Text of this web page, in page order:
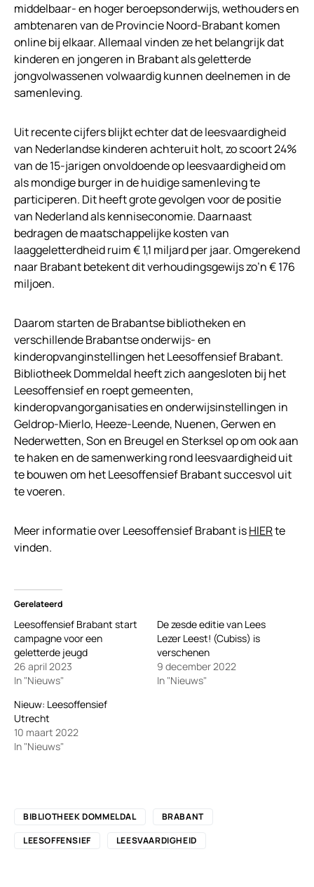
middelbaar- en hoger beroepsonderwijs, wethouders en
ambtenaren van de Provincie Noord-Brabant komen
online bij elkaar. Allemaal vinden ze het belangrijk dat
kinderen en jongeren in Brabant als geletterde
jongvolwassenen volwaardig kunnen deelnemen in de
samenleving.
Uit recente cijfers blijkt echter dat de leesvaardigheid
van Nederlandse kinderen achteruit holt, zo scoort 24%
van de 15-jarigen onvoldoende op leesvaardigheid om
als mondige burger in de huidige samenleving te
participeren. Dit heeft grote gevolgen voor de positie
van Nederland als kenniseconomie. Daarnaast
bedragen de maatschappelijke kosten van
laaggeletterdheid ruim € 1,1 miljard per jaar. Omgerekend
naar Brabant betekent dit verhoudingsgewijs zo’n € 176
miljoen.
Daarom starten de Brabantse bibliotheken en
verschillende Brabantse onderwijs- en
kinderopvanginstellingen het Leesoffensief Brabant.
Bibliotheek Dommeldal heeft zich aangesloten bij het
Leesoffensief en roept gemeenten,
kinderopvangorganisaties en onderwijsinstellingen in
Geldrop-Mierlo, Heeze-Leende, Nuenen, Gerwen en
Nederwetten, Son en Breugel en Sterksel op om ook aan
te haken en de samenwerking rond leesvaardigheid uit
te bouwen om het Leesoffensief Brabant succesvol uit
te voeren.
Meer informatie over Leesoffensief Brabant isHIERte
vinden.
Gerelateerd
Leesoffensief Brabant start
campagne voor een
geletterde jeugd
26 april 2023
In "Nieuws"
De zesde editie van Lees
Lezer Leest! (Cubiss) is
verschenen
9 december 2022
In "Nieuws"
Nieuw: Leesoffensief
Utrecht
10 maart 2022
In "Nieuws"
BIBLIOTHEEK DOMMELDAL
BRABANT
LEESOFFENSIEF
LEESVAARDIGHEID